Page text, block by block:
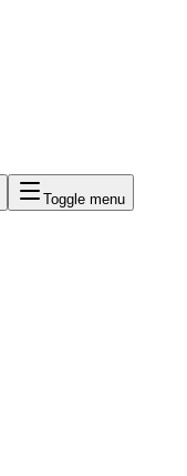
Toggle menu